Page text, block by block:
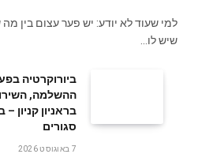
למי שעוד לא יודע: יש פער עצום בין מה
שיש לו…
ביורוקרטיה
ההשלמה,
בראניון קניון
סגורים
7 באוגוסט 2026